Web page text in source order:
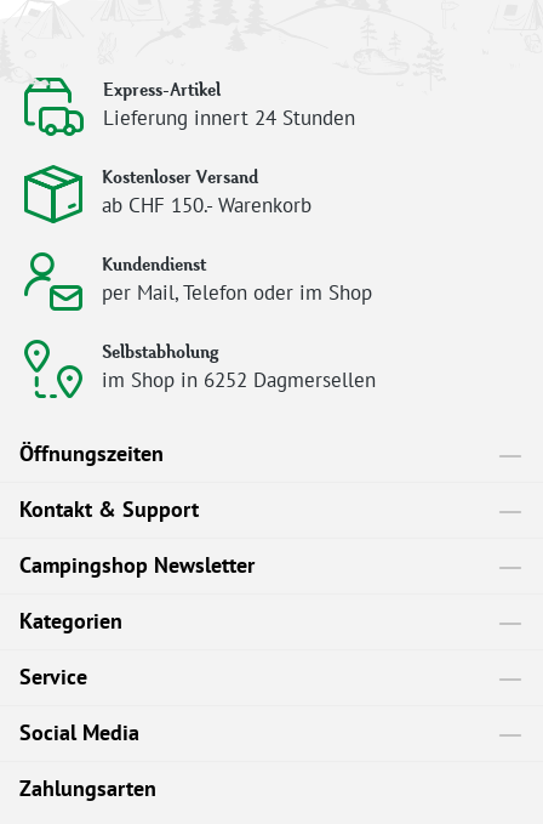
Express-Artikel
Lieferung innert 24 Stunden
Kostenloser Versand
ab CHF 150.- Warenkorb
Kundendienst
per Mail, Telefon oder im Shop
Selbstabholung
im Shop in 6252 Dagmersellen
Öffnungszeiten
Kontakt & Support
Campingshop Newsletter
Kategorien
Service
Social Media
Zahlungsarten